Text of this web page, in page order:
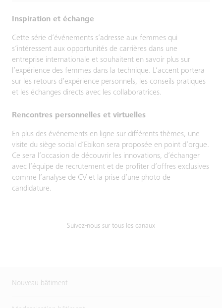
Inspiration et échange
Cette série d’événements s’adresse aux femmes qui
s’intéressent aux opportunités de carrières dans une
entreprise internationale et souhaitent en savoir plus sur
l’expérience des femmes dans la technique. L’accent portera
sur les retours d’expérience personnels, les conseils pratiques
et les échanges directs avec les collaboratrices.
Rencontres personnelles et virtuelles
En plus des événements en ligne sur différents thèmes, une
visite du siège social d’Ebikon sera proposée en point d’orgue.
Ce sera l’occasion de découvrir les innovations, d’échanger
avec l’équipe de recrutement et de profiter d’offres exclusives
comme l’analyse de CV et la prise d’une photo de
candidature.
Suivez-nous sur tous les canaux
Nouveau bâtiment